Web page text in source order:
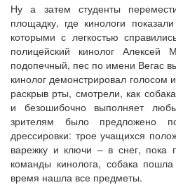
Ну а затем студенты
площадку, где кинологи
которыми с легкостью
полицейский кинолог Алексей
подопечный, пес по имени Вегас
кинолог демонстрировал голосом
раскрыв рты, смотрели, как
и безошибочно выполняет
зрителям было предложено
дрессировки: трое учащихся
варежку и ключи – в снег, пока
команды кинолога, собака
время нашла все предметы.